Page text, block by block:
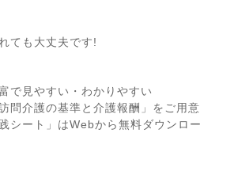
ても大丈夫です!
で見やすい・わかりやすい
問介護の基準と介護報酬」をご用意
シート」はWebから無料ダウンロー